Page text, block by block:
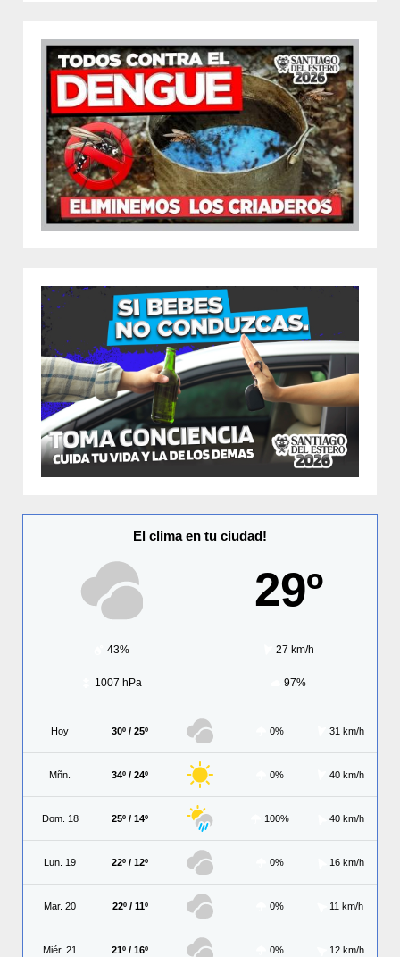
El clima en tu ciudad!
29º
43% 27 km/h
1007 hPa 97%
Hoy 30º / 25º 0% 31 km/h
Mñn. 34º / 24º 0% 40 km/h
Dom. 18 25º / 14º 100% 40 km/h
Lun. 19 22º / 12º 0% 16 km/h
Mar. 20 22º / 11º 0% 11 km/h
Miér. 21 21º / 16º 0% 12 km/h